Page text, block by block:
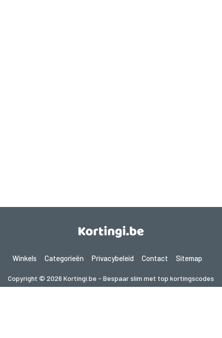
Winkels Categorieën Privacybeleid Contact Sitemap
Copyright © 2026 Kortingi.be - Bespaar slim met top kortingscodes
2026. Alle rechten voorbehouden.